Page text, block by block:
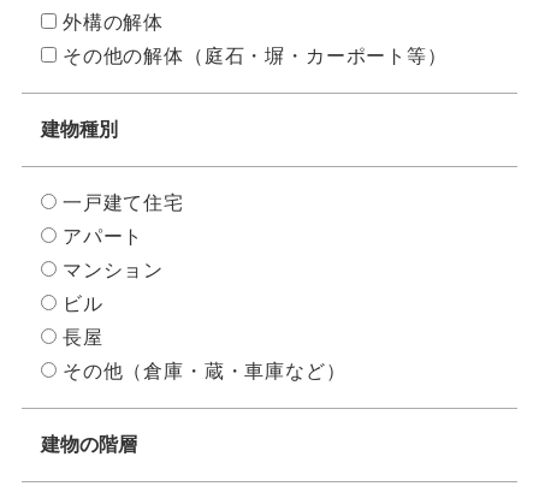
外構の解体
その他の解体（庭石・塀・カーポート等）
建物種別
一戸建て住宅
アパート
マンション
ビル
長屋
その他（倉庫・蔵・車庫など）
建物の階層